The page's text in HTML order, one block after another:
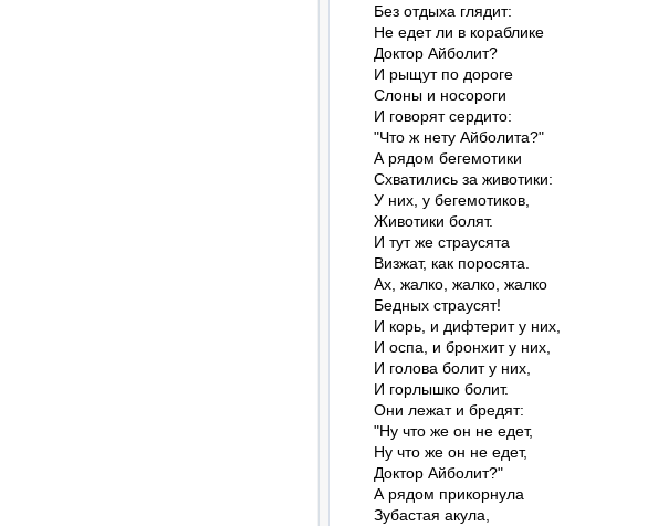
Без отдыха глядит:
Не едет ли в кораблике
Доктор Айболит?
И рыщут по дороге
Слоны и носороги
И говорят сердито:
"Что ж нету Айболита?"
А рядом бегемотики
Схватились за животики:
У них, у бегемотиков,
Животики болят.
И тут же страусята
Визжат, как поросята.
Ах, жалко, жалко, жалко
Бедных страусят!
И корь, и дифтерит у них,
И оспа, и бронхит у них,
И голова болит у них,
И горлышко болит.
Они лежат и бредят:
"Ну что же он не едет,
Ну что же он не едет,
Доктор Айболит?"
А рядом прикорнула
Зубастая акула,